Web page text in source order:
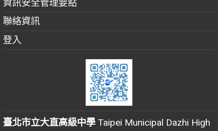
資訊安全管理要點
聯絡資訊
登入
臺北市立大直高級中學 Taipei Municipal Dazhi High